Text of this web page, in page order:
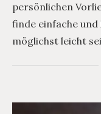
persönlichen
finde einfache und
möglichst leicht